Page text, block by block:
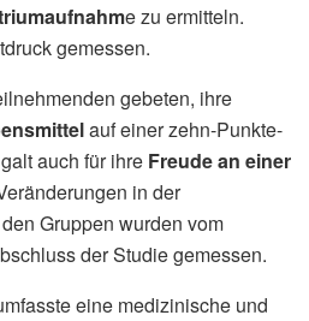
e zu ermitteln.
gemessen.
gebeten, ihre
auf einer zehn-Punkte-
auch für ihre Freude an einer
in der
Gruppen wurden vom
der Studie gemessen.
eine medizinische und